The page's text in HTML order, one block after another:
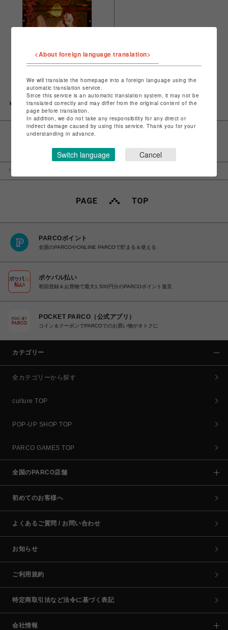
『EBIZAZEN』海老坐禅作品集
￥4,950
TOP
PARCOポイント
全国のPARCOやONLINE PARCOで貯まる＆使える
ポケパル払い
初回登録＆お買物で最大1,500円分のPARCOポイント進呈
POCKET PARCO（公式アプリ）
コイン＆クーポンでPARCOでのお買い物がオトクに
カテゴリー
全カテゴリーから探す
culture TOP
POP-UP SHOP TOP
PARCO GAMES TOP
全国のPARCO店舗
初めてのお客様へ
よくあるご質問 / お問い合わせ
お知らせ
ご利用規約
特定商取引法など法令に基づく表記
会社情報
<About foreign language translation>
We will translate the homepage into a foreign language using the
automatic translation service.
Since this service is an automatic translation system, it may not be
translated correctly and may differ from the original content of the
page before translation.
In addition, we do not take any responsibility for any direct or
indirect damage caused by using this service. Thank you for your
understanding in advance.
Switch language Cancel